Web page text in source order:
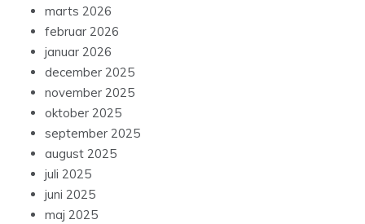
marts 2026
februar 2026
januar 2026
december 2025
november 2025
oktober 2025
september 2025
august 2025
juli 2025
juni 2025
maj 2025